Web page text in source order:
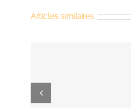
Articles similaires